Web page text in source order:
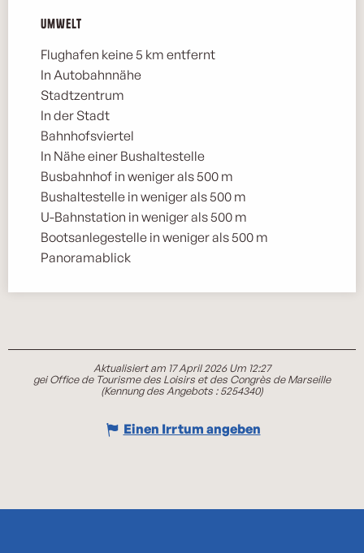
Umwelt
Umwelt
Flughafen keine 5 km entfernt
In Autobahnnähe
Stadtzentrum
In der Stadt
Bahnhofsviertel
In Nähe einer Bushaltestelle
Busbahnhof in weniger als 500 m
Bushaltestelle in weniger als 500 m
U-Bahnstation in weniger als 500 m
Bootsanlegestelle in weniger als 500 m
Panoramablick
Aktualisiert am 17 April 2026 Um 12:27
gei Office de Tourisme des Loisirs et des Congrès de Marseille
(Kennung des Angebots :5254340)
Einen Irrtum angeben